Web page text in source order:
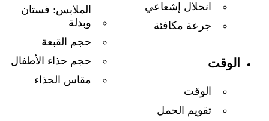
انحلال إشعاعي
جرعة مكافئة
الوقت
الوقت
تقويم الحمل
الملابس: فستان
وبدلة
حجم القبعة
حجم حذاء الأطفال
مقاس الحذاء